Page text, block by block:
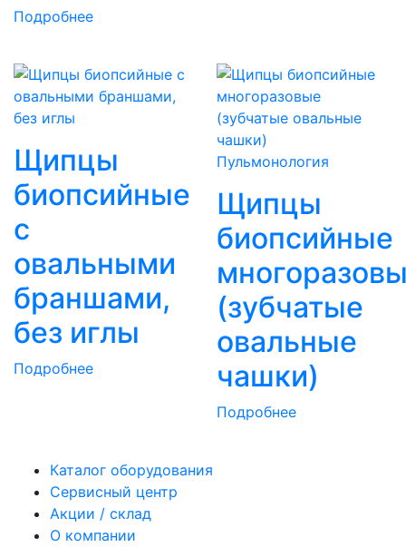
Подробнее
Щипцы
биопсийные
с
овальными
браншами,
без иглы
Подробнее
Пульмонология
Щипцы
биопсийные
(зубчатые
овальные
чашки)
Подробнее
Каталог оборудования
Сервисный центр
Акции / склад
О компании